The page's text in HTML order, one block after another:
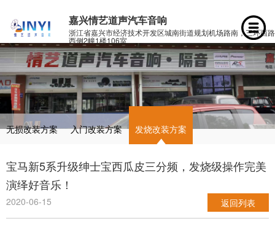
嘉兴情艺道声汽车音响
浙江省嘉兴市经济技术开发区城南街道规划机场路南，三环西路
西侧2幢1楼106室
无损改装方案 入门改装方案 发烧改装方案
宝马新5系升级绅士宝西瓜皮三分频，发烧级操作完美
演绎好音乐！
2020-06-15 返回列表